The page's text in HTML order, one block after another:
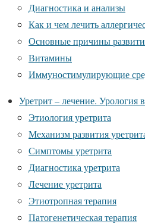
Диагностика и анализы
Как и чем лечить
Основные причины
Витамины
Иммуностимулирующие
Уретрит – лечение.
Этиология уретрита
Механизм развития
Симптомы уретрита
Диагностика уретрита
Лечение уретрита
Этиотропная терапия
Патогенетическая терапия